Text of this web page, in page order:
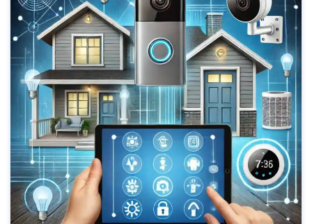
elektronische apparaten en systemen met elkaar
te laten communiceren en te automatiseren.
Voordelen van Domotica Eén van de
belangrijkste ...